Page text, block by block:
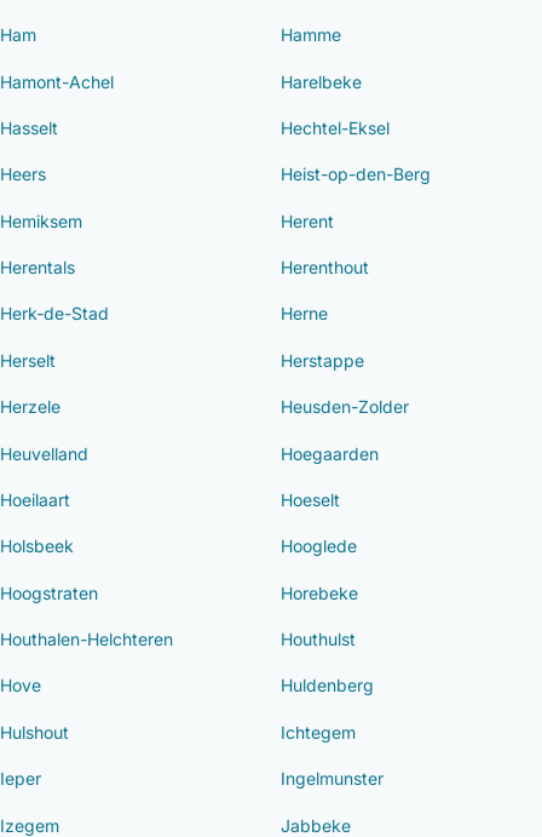
Ham Hamme
Hamont-Achel Harelbeke
Hasselt Hechtel-Eksel
Heers Heist-op-den-Berg
Hemiksem Herent
Herentals Herenthout
Herk-de-Stad Herne
Herselt Herstappe
Herzele Heusden-Zolder
Heuvelland Hoegaarden
Hoeilaart Hoeselt
Holsbeek Hooglede
Hoogstraten Horebeke
Houthalen-Helchteren Houthulst
Hove Huldenberg
Hulshout Ichtegem
Ieper Ingelmunster
Izegem Jabbeke